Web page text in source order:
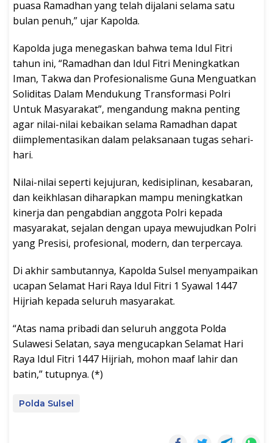
puasa Ramadhan yang telah dijalani selama satu
bulan penuh,” ujar Kapolda.
Kapolda juga menegaskan bahwa tema Idul Fitri
tahun ini, “Ramadhan dan Idul Fitri Meningkatkan
Iman, Takwa dan Profesionalisme Guna Menguatkan
Soliditas Dalam Mendukung Transformasi Polri
Untuk Masyarakat”, mengandung makna penting
agar nilai-nilai kebaikan selama Ramadhan dapat
diimplementasikan dalam pelaksanaan tugas sehari-
hari.
Nilai-nilai seperti kejujuran, kedisiplinan, kesabaran,
dan keikhlasan diharapkan mampu meningkatkan
kinerja dan pengabdian anggota Polri kepada
masyarakat, sejalan dengan upaya mewujudkan Polri
yang Presisi, profesional, modern, dan terpercaya.
Di akhir sambutannya, Kapolda Sulsel menyampaikan
ucapan Selamat Hari Raya Idul Fitri 1 Syawal 1447
Hijriah kepada seluruh masyarakat.
“Atas nama pribadi dan seluruh anggota Polda
Sulawesi Selatan, saya mengucapkan Selamat Hari
Raya Idul Fitri 1447 Hijriah, mohon maaf lahir dan
batin,” tutupnya. (*)
Polda Sulsel